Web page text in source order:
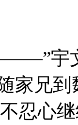
宇文
家兄
忍心